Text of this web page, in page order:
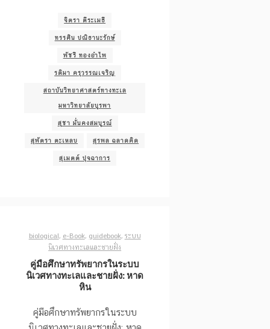
จิตรา ตีระเมธี
ทรรศิน ปณิธานะรักษ์
พัชรี ทองอำไพ
รติมา ครุวรรณเจริญ
สถาบันวิทยาศาสตร์ทางทะเล
มหาวิทยาลัยบูรพา
สุชา มั่นคงสมบูรณ์
สุพัตรา ตะเหลบ สุรพล ฉลาดคิด
สุเมตต์ ปุจฉาการ
biological, e-Book, guidebook, ระบบ
นิเวศทางทะเลและชายฝั่ง
คู่มือศึกษาทรัพยากรในระบบ
นิเวศทางทะเลและชายฝั่ง: หาด
หิน
คู่มือศึกษาทรัพยากรในระบบ